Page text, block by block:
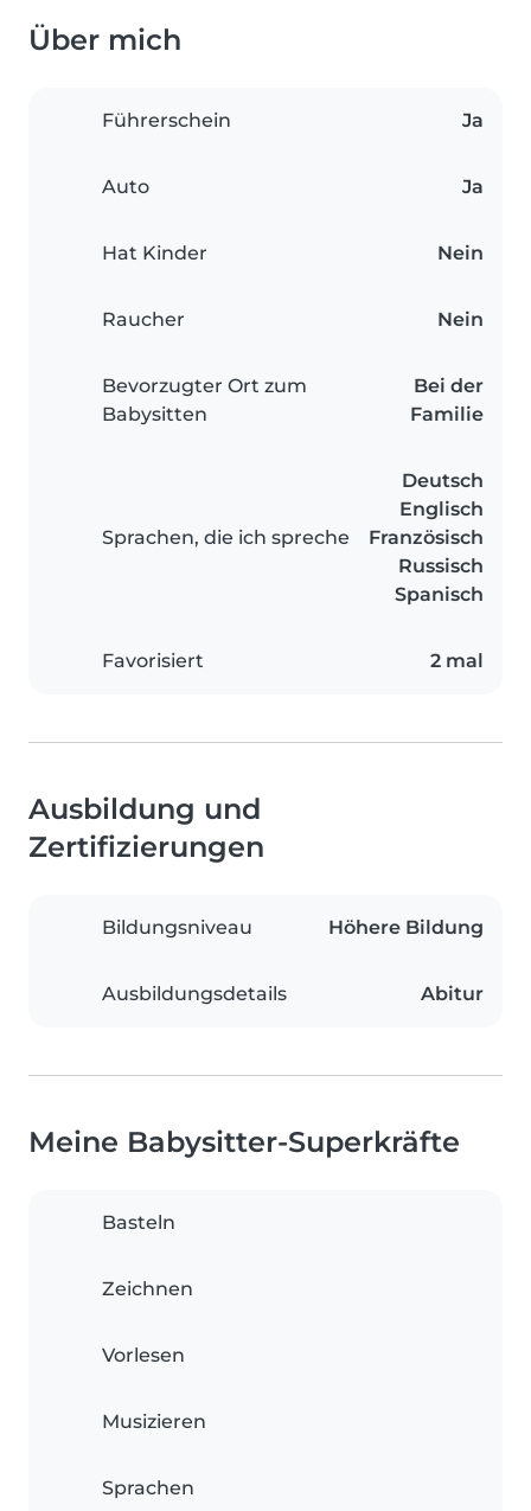
Über mich
Führerschein Ja
Auto Ja
Hat Kinder Nein
Raucher Nein
Bevorzugter Ort zum
Babysitten
Bei der
Familie
Sprachen, die ich spreche
Deutsch
Englisch
Französisch
Russisch
Spanisch
Favorisiert 2 mal
Ausbildung und
Zertifizierungen
Bildungsniveau Höhere Bildung
Ausbildungsdetails Abitur
Meine Babysitter-Superkräfte
Basteln
Zeichnen
Vorlesen
Musizieren
Sprachen